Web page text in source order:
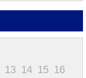
13 14 15 16